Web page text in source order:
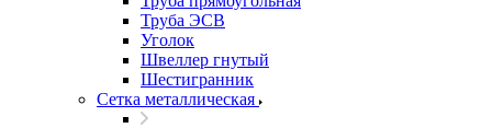
Труба ЭСВ
Уголок
Швеллер гнутый
Шестигранник
Сетка металлическая